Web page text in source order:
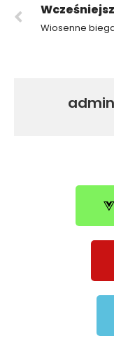
Wiosenne
admin